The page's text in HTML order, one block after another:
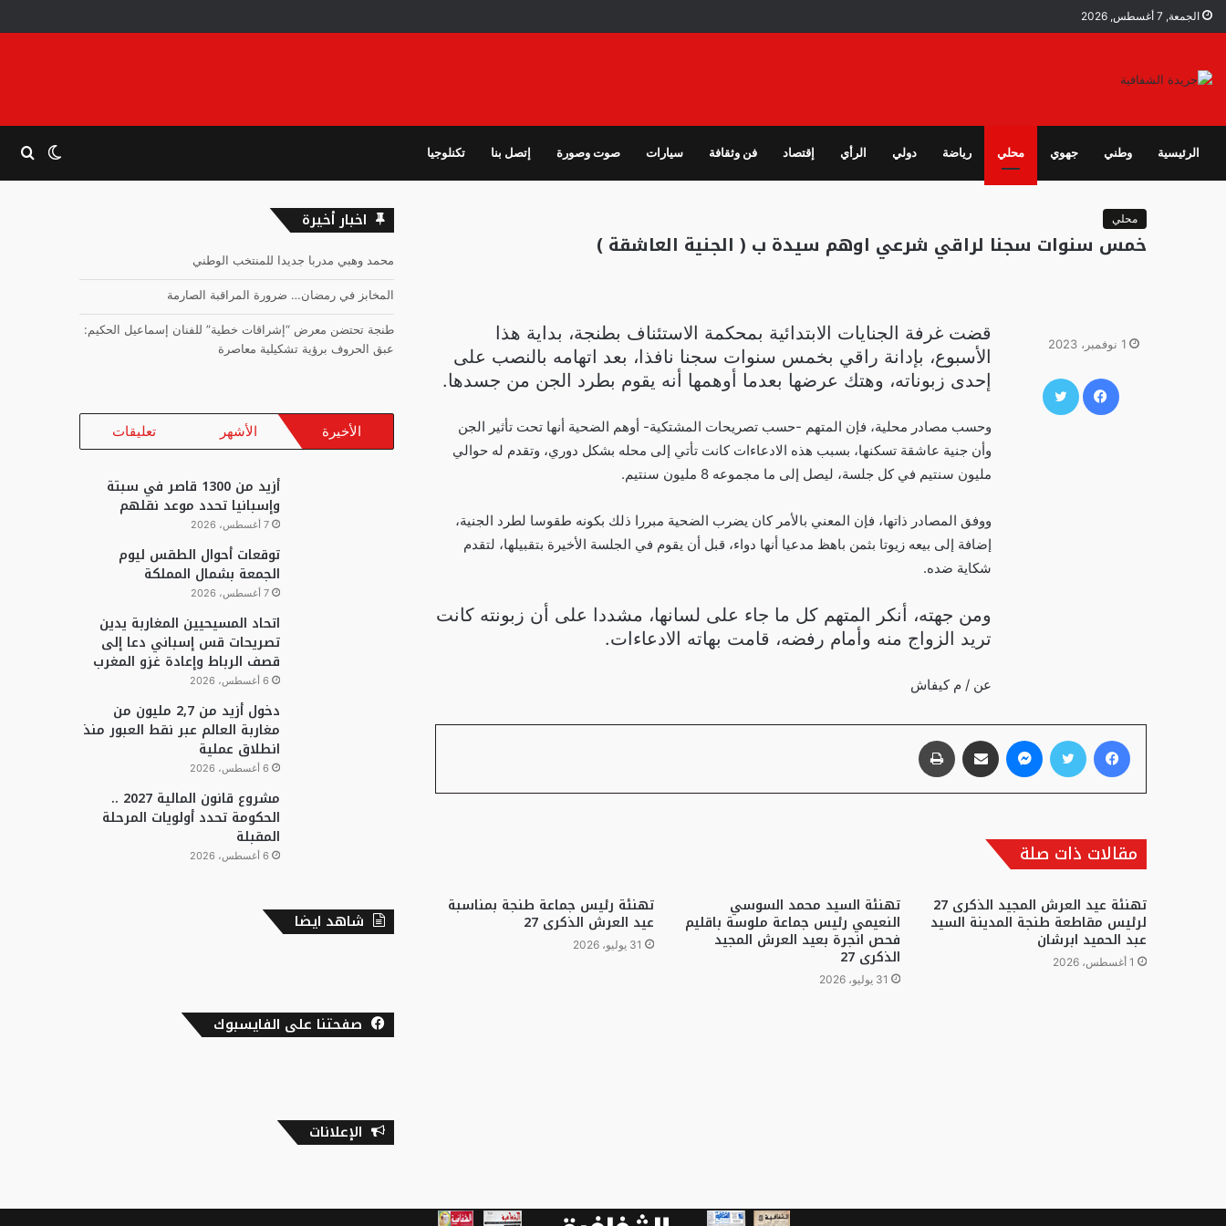
الجمعة, 7 أغسطس, 2026
الرئيسية وطني جهوي محلي رياضة دولي الرأي إقتصاد فن وثقافة سيارات صوت وصورة إتصل بنا تكنلوجيا الوضع
محلي
خمس سنوات سجنا لراقي شرعي اوهم سيدة ب ( الجنية العاشقة )
قضت غرفة الجنايات الابتدائية بمحكمة الاستئناف بطنجة، بداية هذا
الأسبوع، بإدانة راقي بخمس سنوات سجنا نافذا، بعد اتهامه بالنصب على
إحدى زبوناته، وهتك عرضها بعدما أوهمها أنه يقوم بطرد الجن من جسدها.
وحسب مصادر محلية، فإن المتهم -حسب تصريحات المشتكية- أوهم الضحية أنها تحت تأثير الجن
وأن جنية عاشقة تسكنها، بسبب هذه الادعاءات كانت تأتي إلى محله بشكل دوري، وتقدم له حوالي
مليون سنتيم في كل جلسة، ليصل إلى ما مجموعه 8 مليون سنتيم.
ووفق المصادر ذاتها، فإن المعني بالأمر كان يضرب الضحية مبررا ذلك بكونه طقوسا لطرد الجنية،
إضافة إلى بيعه زيوتا بثمن باهظ مدعيا أنها دواء، قبل أن يقوم في الجلسة الأخيرة بتقبيلها، لتقدم
شكاية ضده.
ومن جهته، أنكر المتهم كل ما جاء على لسانها، مشددا على أن زبونته كانت
تريد الزواج منه وأمام رفضه، قامت بهاته الادعاءات.
عن / م كيفاش
1 نوفمبر، 2023
فيسبوك
فيسبوك تويتر ماسنجر مشاركة عبر البريد
مقالات ذات صلة
تهنئة عيد العرش المجيد الذكرى 27
لرئيس مقاطعة طنجة المدينة السيد
عبد الحميد ابرشان
1 أغسطس، 2026
تهنئة السيد محمد السوسي
النعيمي رئيس جماعة ملوسة باقليم
فحص انجرة بعيد العرش المجيد
الذكرى 27
31 يوليو، 2026
تهنئة رئيس جماعة طنجة بمناسبة
عيد العرش الذكرى 27
31 يوليو، 2026
اخبار أخيرة
محمد وهبي مدربا جديدا للمنتخب الوطني
المخابز في رمضان… ضرورة المراقبة الصارمة
طنجة تحتضن معرض “إشراقات خطية” للفنان إسماعيل الحكيم:
عبق الحروف برؤية تشكيلية معاصرة
الأخيرة الأشهر تعليقات
أزيد من 1300 قاصر في سبتة
وإسبانيا تحدد موعد نقلهم
7 أغسطس، 2026
توقعات أحوال الطقس ليوم
الجمعة بشمال المملكة
7 أغسطس، 2026
اتحاد المسيحيين المغاربة يدين
تصريحات قس إسباني دعا إلى
قصف الرباط وإعادة غزو المغرب
6 أغسطس، 2026
دخول أزيد من 2,7 مليون من
مغاربة العالم عبر نقط العبور منذ
انطلاق عملية
6 أغسطس، 2026
مشروع قانون المالية 2027 ..
الحكومة تحدد أولويات المرحلة
المقبلة
6 أغسطس، 2026
شاهد ايضا
صفحتنا على الفايسبوك
الإعلانات